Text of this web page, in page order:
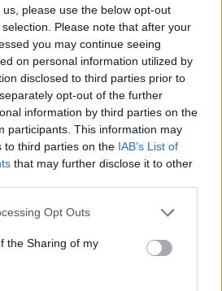
please use the below opt-out
Please note that after your
you may continue seeing
on personal information utilized by
disclosed to third parties prior to
opt-out of the further
information by third parties on the
participants. This information may
to third parties on the IAB’s List of
that may further disclose it to other
Opt Outs
the Sharing of my